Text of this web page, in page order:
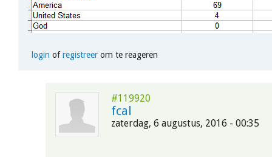
login ofregistreerom te reageren
#119920
fcal
zaterdag, 6 augustus, 2016 - 00:35